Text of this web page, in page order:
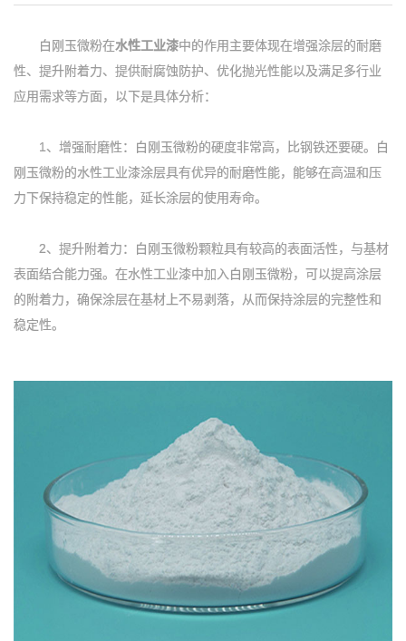
白刚玉微粉在水性工业漆中的作用主要体现在增强涂层的耐磨
性、提升附着力、提供耐腐蚀防护、优化抛光性能以及满足多行业
应用需求等方面，以下是具体分析：
1、增强耐磨性：白刚玉微粉的硬度非常高，比钢铁还要硬。白
刚玉微粉的水性工业漆涂层具有优异的耐磨性能，能够在高温和压
力下保持稳定的性能，延长涂层的使用寿命。
2、提升附着力：白刚玉微粉颗粒具有较高的表面活性，与基材
表面结合能力强。在水性工业漆中加入白刚玉微粉，可以提高涂层
的附着力，确保涂层在基材上不易剥落，从而保持涂层的完整性和
稳定性。